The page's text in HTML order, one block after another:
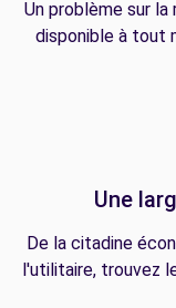
Un problème sur
disponible à tout
Une
De la citadine
l'utilitaire, trouvez